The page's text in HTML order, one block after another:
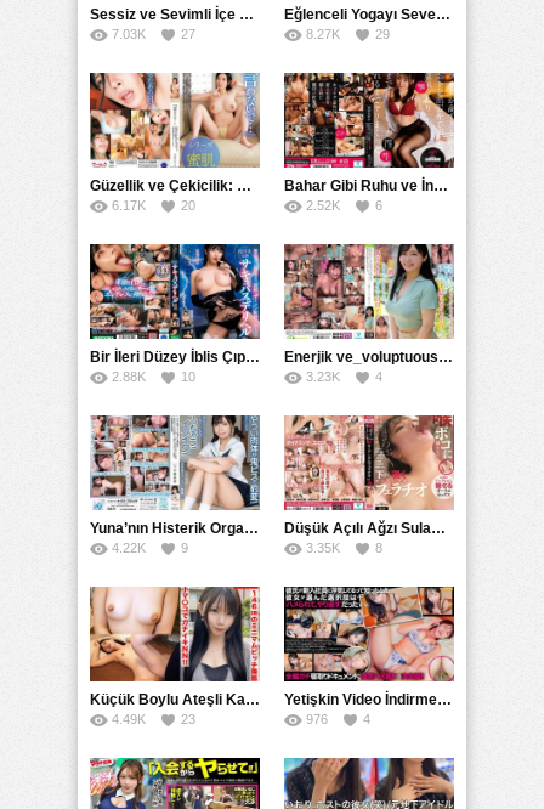
Sessiz ve Sevimli İçe Dönükler İçin Kremalı Pastalar: 后藤えmi ve KTRA’nın Özel Tarifesi
7.03K 27
Eğlenceli Yogayı Seven Bir Kadınla Seks Deneyimi
8.27K 29
Güzellik ve Çekicilik: Bir İşyeri Kadininin Hikayesi
6.17K 20
Bahar Gibi Ruhu ve İncelikle Doldurmak
2.52K 6
Bir İleri Düzey İblis Çıplak Teslimat Görevlisi, İnce Bedeni ve Şeytani Becerileriyle Sizi Sürekli BoşaltacakMDBK
2.88K 10
Enerjik ve_voluptuous Üniversite Kızının H Kupa Büyüklüğündeki Göğüsleri ve Çılgın Orgazmı
3.23K 4
Yuna’nın Histerik Orgazmı: Genç Kızın Savage Hareketlerle Ulaştığı Şiddetli Coşkuları
4.22K 9
Düşük Açılı Ağzı Sulama Teknikleri ve AGMX İlişkisi
3.35K 8
Küçük Boylu Ateşli Karakter: Nandinin Hassas Uçuklu Memeleri ve Sahneleri
4.49K 23
Yetişkin Video İndirme Siteleri Grubu: Şefkatli Patron ve Sekreterin Aşk Hikayesi: Prestijli Bir Son
976 4